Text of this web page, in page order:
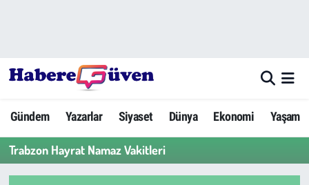
Gündem Yazarlar Siyaset Dünya Ekonomi Yaşam
Trabzon Hayrat Namaz Vakitleri
Yazarlar
Dünya
Siyaset
Hava Durumu
Trafik Durumu
Süper Lig Puan Durumu ve Fikstür